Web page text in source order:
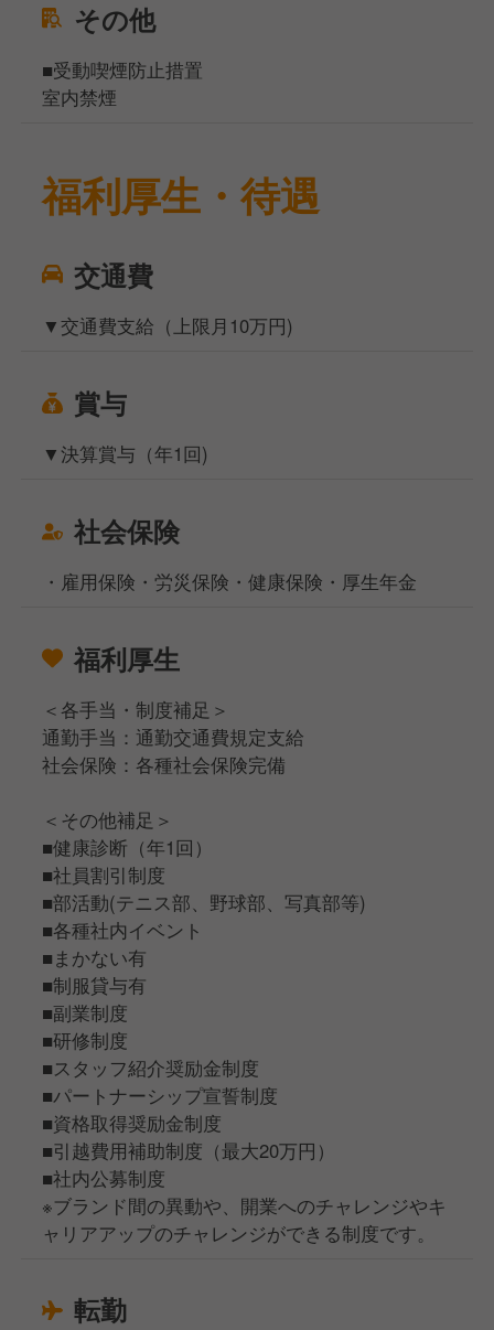
その他
■受動喫煙防止措置
室内禁煙
福利厚生・待遇
交通費
▼交通費支給（上限月10万円)
賞与
▼決算賞与（年1回)
社会保険
・雇用保険・労災保険・健康保険・厚生年金
福利厚生
＜各手当・制度補足＞
通勤手当：通勤交通費規定支給
社会保険：各種社会保険完備
＜その他補足＞
■健康診断（年1回）
■社員割引制度
■部活動(テニス部、野球部、写真部等)
■各種社内イベント
■まかない有
■制服貸与有
■副業制度
■研修制度
■スタッフ紹介奨励金制度
■パートナーシップ宣誓制度
■資格取得奨励金制度
■引越費用補助制度（最大20万円）
■社内公募制度
※ブランド間の異動や、開業へのチャレンジやキ
ャリアアップのチャレンジができる制度です。
転勤